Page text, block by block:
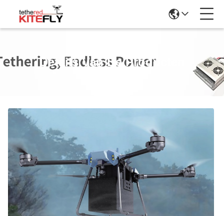
Details Van De Producten